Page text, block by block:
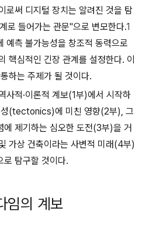
로써 디지털 장치는 알려진 것을 탐
로 들어가는 관문"으로 변모한다.1
예측 불가능성을 창조적 동력으로
핵심적인 긴장 관계를 설정한다. 이
하는 주제가 될 것이다.
사적·이론적 계보(1부)에서 시작하
성(tectonics)에 미친 영향(2부), 그
에 제기하는 심오한 도전(3부)을 거
가상 건축이라는 사변적 미래(4부)
로 탐구할 것이다.
임의 계보